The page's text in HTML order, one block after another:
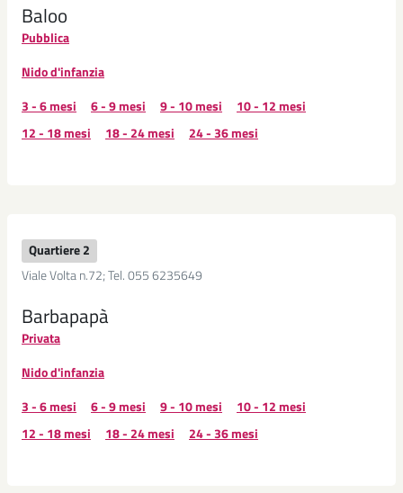
Baloo
Pubblica
Nido d'infanzia
3 - 6 mesi
6 - 9 mesi 9 - 10 mesi
10 - 12 mesi
12 - 18 mesi
18 - 24 mesi 24 - 36 mesi
Quartiere 2
Viale Volta n.72; Tel. 055 6235649
Barbapapà
Privata
Nido d'infanzia
3 - 6 mesi
6 - 9 mesi 9 - 10 mesi
10 - 12 mesi
12 - 18 mesi
18 - 24 mesi 24 - 36 mesi